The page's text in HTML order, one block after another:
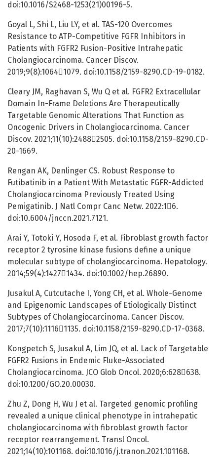
doi:10.1016/S2468-1253(21)00196-5.
Goyal L, Shi L, Liu LY, et al. TAS-120 Overcomes
Resistance to ATP-Competitive FGFR Inhibitors in
Patients with FGFR2 Fusion-Positive Intrahepatic
Cholangiocarcinoma. Cancer Discov.
2019;9(8):10641079. doi:10.1158/2159-8290.CD-19-0182.
Cleary JM, Raghavan S, Wu Q et al. FGFR2 Extracellular
Domain In-Frame Deletions Are Therapeutically
Targetable Genomic Alterations That Function as
Oncogenic Drivers in Cholangiocarcinoma. Cancer
Discov. 2021;11(10):24882505. doi:10.1158/2159-8290.CD-
20-1669.
Rengan AK, Denlinger CS. Robust Response to
Futibatinib in a Patient With Metastatic FGFR-Addicted
Cholangiocarcinoma Previously Treated Using
Pemigatinib. J Natl Compr Canc Netw. 2022:16.
doi:10.6004/jnccn.2021.7121.
Arai Y, Totoki Y, Hosoda F, et al. Fibroblast growth factor
receptor 2 tyrosine kinase fusions define a unique
molecular subtype of cholangiocarcinoma. Hepatology.
2014;59(4):14271434. doi:10.1002/hep.26890.
Jusakul A, Cutcutache I, Yong CH, et al. Whole-Genome
and Epigenomic Landscapes of Etiologically Distinct
Subtypes of Cholangiocarcinoma. Cancer Discov.
2017;7(10):11161135. doi:10.1158/2159-8290.CD-17-0368.
Kongpetch S, Jusakul A, Lim JQ, et al. Lack of Targetable
FGFR2 Fusions in Endemic Fluke-Associated
Cholangiocarcinoma. JCO Glob Oncol. 2020;6:628638.
doi:10.1200/GO.20.00030.
Zhu Z, Dong H, Wu J et al. Targeted genomic profiling
revealed a unique clinical phenotype in intrahepatic
cholangiocarcinoma with fibroblast growth factor
receptor rearrangement. Transl Oncol.
2021;14(10):101168. doi:10.1016/j.tranon.2021.101168.